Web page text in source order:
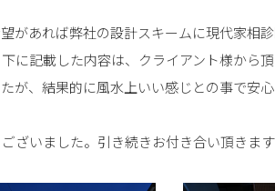
があれば弊社の設計スキームに現代家相
に記載した内容は、クライアント様から
が、結果的に風水上いい感じとの事で安心
ざいました。引き続きお付き合い頂きま